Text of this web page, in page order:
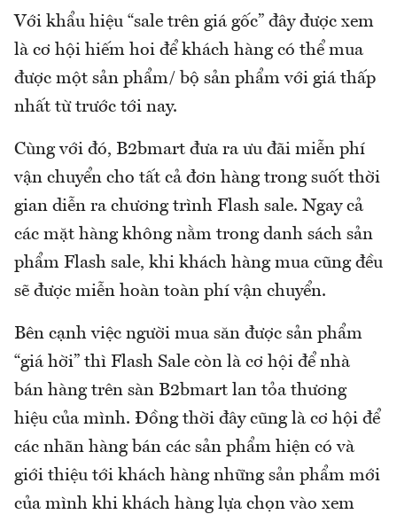
Với khẩu hiệu “sale trên giá gốc” đây được xem
là cơ hội hiếm hoi để khách hàng có thể mua
được một sản phẩm/ bộ sản phẩm với giá thấp
nhất từ trước tới nay.
Cùng với đó, B2bmart đưa ra ưu đãi miễn phí
vận chuyển cho tất cả đơn hàng trong suốt thời
gian diễn ra chương trình Flash sale. Ngay cả
các mặt hàng không nằm trong danh sách sản
phẩm Flash sale, khi khách hàng mua cũng đều
sẽ được miễn hoàn toàn phí vận chuyển.
Bên cạnh việc người mua săn được sản phẩm
“giá hời” thì Flash Sale còn là cơ hội để nhà
bán hàng trên sàn B2bmart lan tỏa thương
hiệu của mình. Đồng thời đây cũng là cơ hội để
các nhãn hàng bán các sản phẩm hiện có và
giới thiệu tới khách hàng những sản phẩm mới
của mình khi khách hàng lựa chọn vào xem